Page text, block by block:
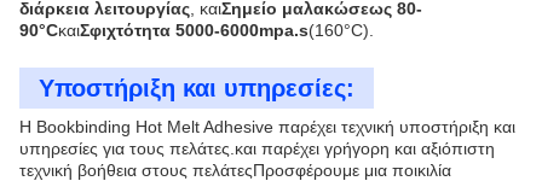
διάρκεια λειτουργίας , καιΣημείο μαλακώσεως 80-
90°CκαιΣφιχτότητα 5000-6000mpa.s(160°C).
Υποστήριξη και υπηρεσίες:
Η Bookbinding Hot Melt Adhesive παρέχει τεχνική υποστήριξη και
υπηρεσίες για τους πελάτες.και παρέχει γρήγορη και αξιόπιστη
τεχνική βοήθεια στους πελάτεςΠροσφέρουμε μια ποικιλία